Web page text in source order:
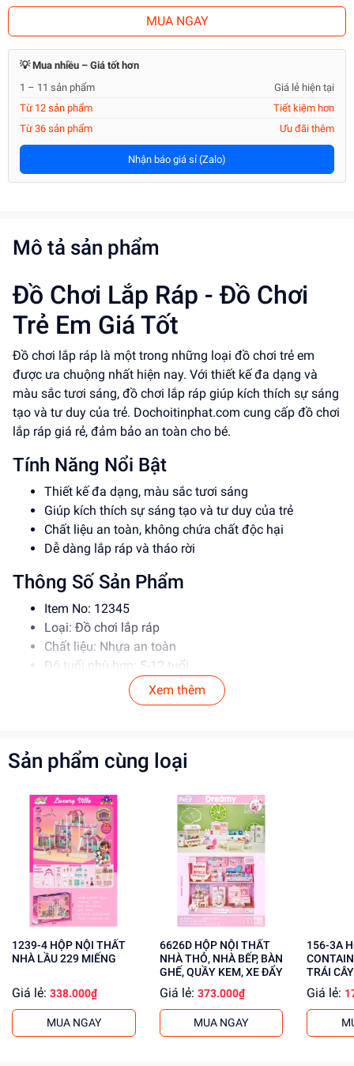
MUA NGAY
💡 Mua nhiều – Giá tốt hơn
1 – 11 sản phẩm
Giá lẻ hiện tại
Từ 12 sản phẩm
Tiết kiệm hơn
Từ 36 sản phẩm
Ưu đãi thêm
Nhận báo giá sỉ (Zalo)
Mô tả sản phẩm
Đồ Chơi Lắp Ráp - Đồ Chơi
Trẻ Em Giá Tốt
Đồ chơi lắp ráp là một trong những loại đồ chơi trẻ em
được ưa chuộng nhất hiện nay. Với thiết kế đa dạng và
màu sắc tươi sáng, đồ chơi lắp ráp giúp kích thích sự sáng
tạo và tư duy của trẻ. Dochoitinphat.com cung cấp đồ chơi
lắp ráp giá rẻ, đảm bảo an toàn cho bé.
Tính Năng Nổi Bật
Thiết kế đa dạng, màu sắc tươi sáng
Giúp kích thích sự sáng tạo và tư duy của trẻ
Chất liệu an toàn, không chứa chất độc hại
Dễ dàng lắp ráp và tháo rời
Thông Số Sản Phẩm
Item No: 12345
Loại: Đồ chơi lắp ráp
Chất liệu: Nhựa an toàn
Độ tuổi phù hợp: 5-12 tuổi
Hướng Dẫn Sử Dụng
Giám sát trẻ khi sử dụng đồ chơi
Lợi Ích Phát Triển
Giúp kích thích sự sáng tạo và tư duy của trẻ
Phát triển kỹ năng giải quyết vấn đề
Tăng cường khả năng phối hợp tay mắt
Mua ngay đồ chơi lắp ráp tại dochoitinphat.com
cung cấp giá sỉ cho khách buôn. Liên hệ ngay để biết
thêm thông tin!
Xem thêm
Sản phẩm cùng loại
1239-4 HỘP NỘI THẤT
NHÀ LẦU 229 MIẾNG
Giá lẻ: 338.000₫
MUA NGAY
6626D HỘP NỘI THẤT
NHÀ THỎ, NHÀ BẾP, BÀN
GHẾ, QUẦY KEM, XE ĐẨY
Giá lẻ: 373.000₫
MUA NGAY
156-3A HỘP NỘI THẤT
TRÁI
Giá lẻ: